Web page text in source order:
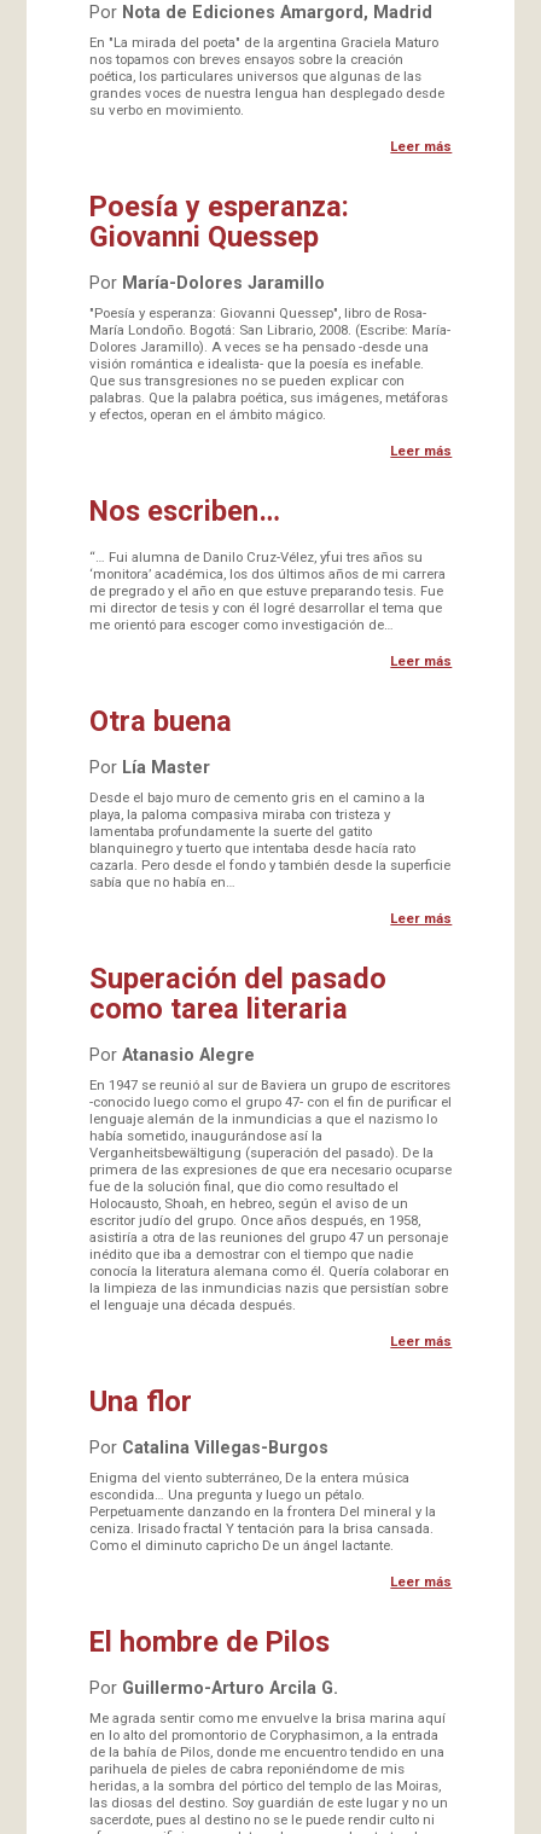
Por Nota de Ediciones Amargord, Madrid
En "La mirada del poeta" de la argentina Graciela Maturo
nos topamos con breves ensayos sobre la creación
poética, los particulares universos que algunas de las
grandes voces de nuestra lengua han desplegado desde
su verbo en movimiento.
Leer más
Poesía y esperanza:
Giovanni Quessep
Por María-Dolores Jaramillo
"Poesía y esperanza: Giovanni Quessep", libro de Rosa-
María Londoño. Bogotá: San Librario, 2008. (Escribe: María-
Dolores Jaramillo). A veces se ha pensado -desde una
visión romántica e idealista- que la poesía es inefable.
Que sus transgresiones no se pueden explicar con
palabras. Que la palabra poética, sus imágenes, metáforas
y efectos, operan en el ámbito mágico.
Leer más
Nos escriben…
“… Fui alumna de Danilo Cruz-Vélez, yfui tres años su
‘monitora’ académica, los dos últimos años de mi carrera
de pregrado y el año en que estuve preparando tesis. Fue
mi director de tesis y con él logré desarrollar el tema que
me orientó para escoger como investigación de…
Leer más
Otra buena
Por Lía Master
Desde el bajo muro de cemento gris en el camino a la
playa, la paloma compasiva miraba con tristeza y
lamentaba profundamente la suerte del gatito
blanquinegro y tuerto que intentaba desde hacía rato
cazarla. Pero desde el fondo y también desde la superficie
sabía que no había en…
Leer más
Superación del pasado
como tarea literaria
Por Atanasio Alegre
En 1947 se reunió al sur de Baviera un grupo de escritores
-conocido luego como el grupo 47- con el fin de purificar el
lenguaje alemán de la inmundicias a que el nazismo lo
había sometido, inaugurándose así la
Verganheitsbewältigung (superación del pasado). De la
primera de las expresiones de que era necesario ocuparse
fue de la solución final, que dio como resultado el
Holocausto, Shoah, en hebreo, según el aviso de un
escritor judío del grupo. Once años después, en 1958,
asistiría a otra de las reuniones del grupo 47 un personaje
inédito que iba a demostrar con el tiempo que nadie
conocía la literatura alemana como él. Quería colaborar en
la limpieza de las inmundicias nazis que persistían sobre
el lenguaje una década después.
Leer más
Una flor
Por Catalina Villegas-Burgos
Enigma del viento subterráneo, De la entera música
escondida… Una pregunta y luego un pétalo.
Perpetuamente danzando en la frontera Del mineral y la
ceniza. Irisado fractal Y tentación para la brisa cansada.
Como el diminuto capricho De un ángel lactante.
Leer más
El hombre de Pilos
Por Guillermo-Arturo Arcila G.
Me agrada sentir como me envuelve la brisa marina aquí
en lo alto del promontorio de Coryphasimon, a la entrada
de la bahía de Pilos, donde me encuentro tendido en una
parihuela de pieles de cabra reponiéndome de mis
heridas, a la sombra del pórtico del templo de las Moiras,
las diosas del destino. Soy guardián de este lugar y no un
sacerdote, pues al destino no se le puede rendir culto ni